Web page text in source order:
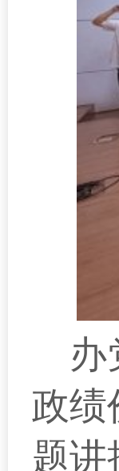
办
政绩
题讲